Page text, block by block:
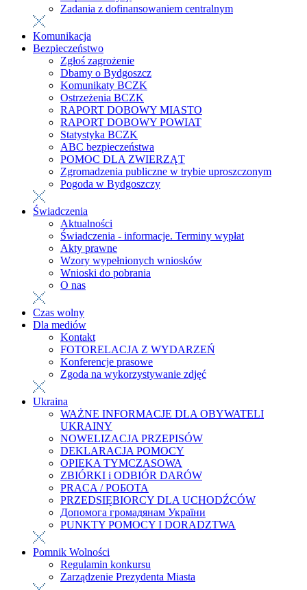
Zadania z dofinansowaniem centralnym
Komunikacja
Bezpieczeństwo
Zgłoś zagrożenie
Dbamy o Bydgoszcz
Komunikaty BCZK
Ostrzeżenia BCZK
RAPORT DOBOWY MIASTO
RAPORT DOBOWY POWIAT
Statystyka BCZK
ABC bezpieczeństwa
POMOC DLA ZWIERZĄT
Zgromadzenia publiczne w trybie uproszczonym
Pogoda w Bydgoszczy
Świadczenia
Aktualności
Świadczenia - informacje. Terminy wypłat
Akty prawne
Wzory wypełnionych wniosków
Wnioski do pobrania
O nas
Czas wolny
Dla mediów
Kontakt
FOTORELACJA Z WYDARZEŃ
Konferencje prasowe
Zgoda na wykorzystywanie zdjęć
Ukraina
WAŻNE INFORMACJE DLA OBYWATELI
UKRAINY
NOWELIZACJA PRZEPISÓW
DEKLARACJA POMOCY
OPIEKA TYMCZASOWA
ZBIÓRKI i ODBIÓR DARÓW
PRACA / РОБОТА
PRZEDSIĘBIORCY DLA UCHODŹCÓW
Допомога громадянам України
PUNKTY POMOCY I DORADZTWA
Pomnik Wolności
Regulamin konkursu
Zarządzenie Prezydenta Miasta